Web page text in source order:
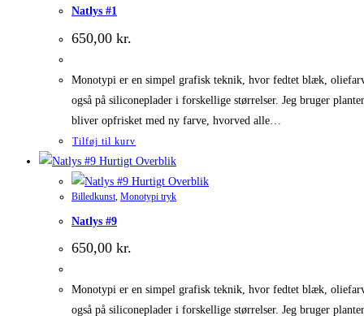
Natlys #1
650,00 kr.
Monotypi er en simpel grafisk teknik, hvor fedtet blæk,
også på siliconeplader i forskellige størrelser. Jeg bruger
bliver opfrisket med ny farve, hvorved alle…
Tilføj til kurv
Hurtigt Overblik
Hurtigt Overblik
Billedkunst, Monotypi tryk
Natlys #9
650,00 kr.
Monotypi er en simpel grafisk teknik, hvor fedtet blæk,
også på siliconeplader i forskellige størrelser. Jeg bruger